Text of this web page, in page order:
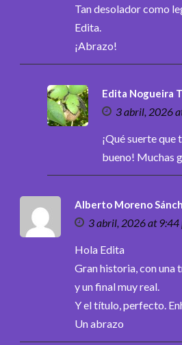
Tan desolador como
Edita.
¡Abrazo!
Edita Nogueira
3 abril, 2026
¡Qué suerte que
bueno! Muchas
Alberto Moreno
3 abril, 2026 at 9:44
Hola Edita
Gran historia, con una
y un final muy real.
Y el título, perfecto.
Un abrazo